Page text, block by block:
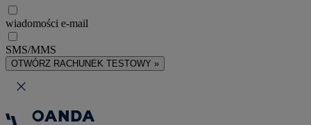
wiadomości e-mail
SMS/MMS
OTWÓRZ RACHUNEK TESTOWY »